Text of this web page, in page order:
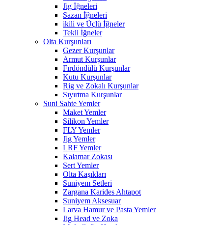
Jig İğneleri
Sazan İğneleri
ikili ve Üçlü İğneler
Tekli İğneler
Olta Kurşunları
Gezer Kurşunlar
Armut Kurşunlar
Fırdöndülü Kurşunlar
Kutu Kurşunlar
Rig ve Zokalı Kurşunlar
Sıyırtma Kurşunlar
Suni Sahte Yemler
Maket Yemler
Silikon Yemler
FLY Yemler
Jig Yemler
LRF Yemler
Kalamar Zokası
Sert Yemler
Olta Kaşıkları
Suniyem Setleri
Zargana Karides Ahtapot
Suniyem Aksesuar
Larva Hamur ve Pasta Yemler
Jig Head ve Zoka